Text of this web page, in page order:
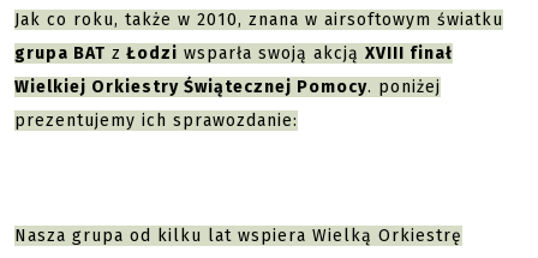
Jak co roku, także w 2010, znana w airsoftowym światku
grupa BAT z Łodzi wsparła swoją akcją XVIII finał
Wielkiej Orkiestry Świątecznej Pomocy. poniżej
prezentujemy ich sprawozdanie:
Nasza grupa od kilku lat wspiera Wielką Orkiestrę